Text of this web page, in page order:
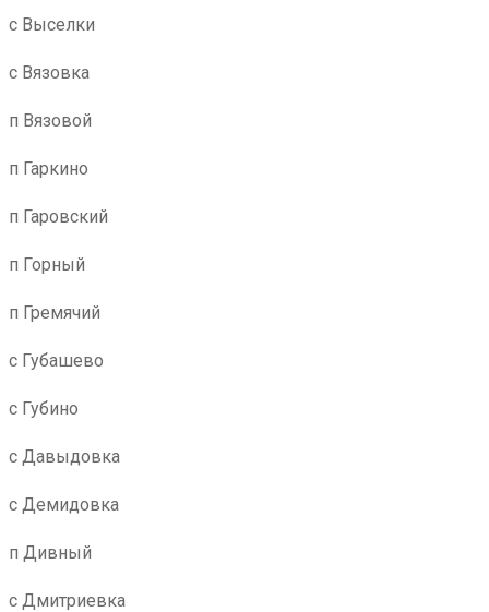
с Выселки
с Вязовка
п Вязовой
п Гаркино
п Гаровский
п Горный
п Гремячий
с Губашево
с Губино
с Давыдовка
с Демидовка
п Дивный
с Дмитриевка